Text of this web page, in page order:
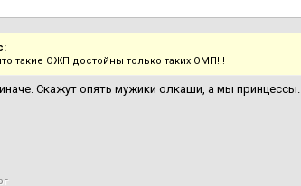
такие ОЖП достойны только таких ОМП!!!
Скажут опять мужики олкаши, а мы принцессы.